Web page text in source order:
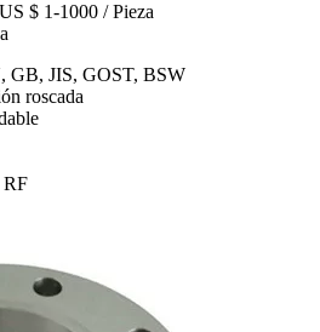
$ 1-1000 / Pieza
GB, JIS, GOST, BSW
roscada
RF